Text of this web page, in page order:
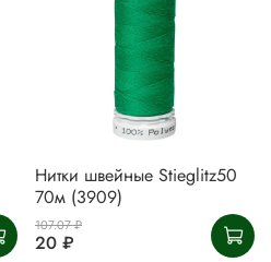
Нитки швейные Stieglitz50
70м (3909)
107.07 ₽
20 ₽